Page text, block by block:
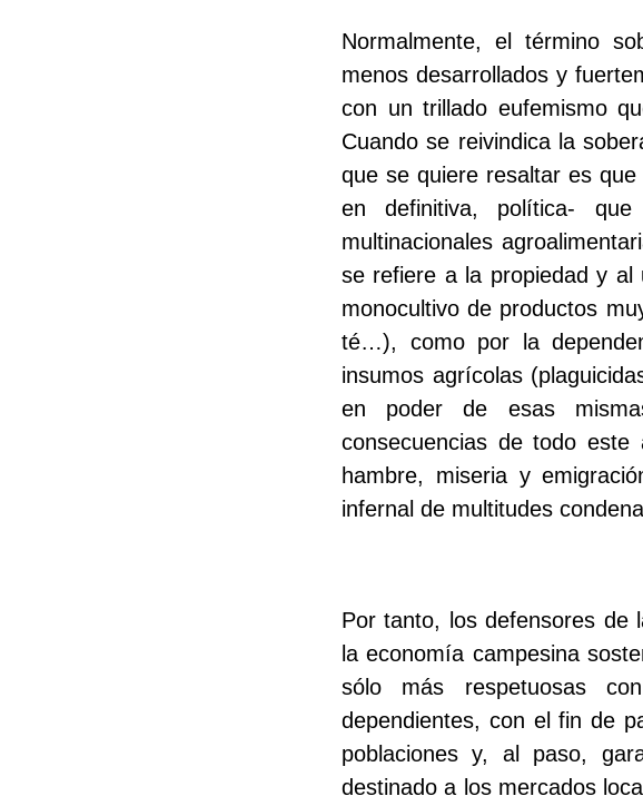
Normalmente, el término
menos desarrollados y
con un trillado eufemismo
Cuando se reivindica la
que se quiere resaltar es
en definitiva, política-
multinacionales
se refiere a la propiedad y al
monocultivo de productos
té…), como por la
insumos agrícolas
en poder de esas
consecuencias de todo este
hambre, miseria y
infernal de multitudes
Por tanto, los defensores de
la economía campesina
sólo más respetuosas
dependientes, con el fin de
poblaciones y, al paso,
destinado a los mercados